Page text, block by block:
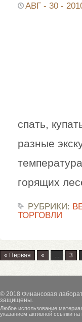
АВГ - 30 -
спать,
разные
горящих
РУБРИКИ:
ТОРГОВЛИ
« Первая « ... 3
© 2018 Финансовая
защищены.
Любое использование
указанием активной ссылки на